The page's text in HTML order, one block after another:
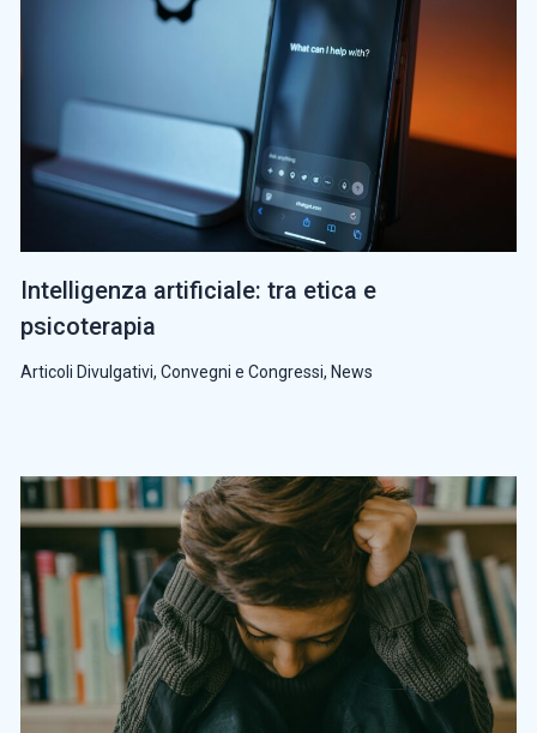
Intelligenza artificiale: tra etica e
psicoterapia
Articoli Divulgativi, Convegni e Congressi, News